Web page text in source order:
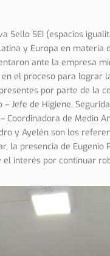
Sello SEI (espacios
y Europa en
ante la empresa
el proceso para lograr
por parte de la
Jefe de Higiene,
Coordinadora de Medio
y Ayelén son los
la presencia de
interés por continuar